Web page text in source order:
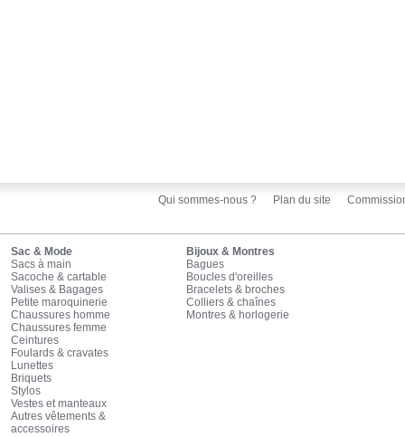
Qui sommes-nous ? Plan du site
Sac & Mode
Sacs à main
Sacoche & cartable
Valises & Bagages
Petite maroquinerie
Chaussures homme
Chaussures femme
Ceintures
Foulards & cravates
Lunettes
Briquets
Stylos
Vestes et manteaux
Autres vêtements &
accessoires
Bijoux & Montres
Bagues
Boucles d'oreilles
Bracelets & broches
Colliers & chaînes
Montres & horlogerie